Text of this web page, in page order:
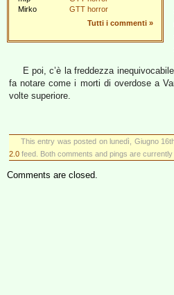
Mirko
GTT horror
Tutti i commenti »
E poi, c’è la freddezza
fa notare come i morti di overdose a
volte superiore.
This entry was posted on lunedì, Giugno
2.0 feed. Both comments and pings are currently
Comments are closed.